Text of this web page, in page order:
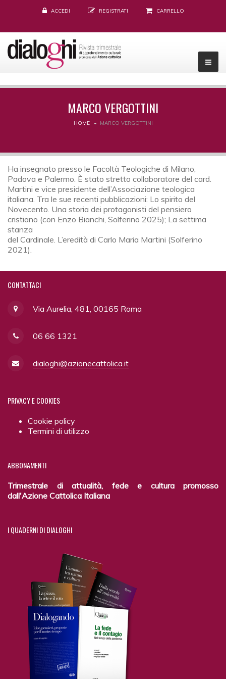
ACCEDI REGISTRATI CARRELLO
MARCO VERGOTTINI
HOME MARCO VERGOTTINI
Ha insegnato presso le Facoltà Teologiche di Milano,
Padova e Palermo. È stato stretto collaboratore del card.
Martini e vice presidente dell’Associazione teologica
italiana. Tra le sue recenti pubblicazioni: Lo spirito del
Novecento. Una storia dei protagonisti del pensiero
cristiano (con Enzo Bianchi, Solferino 2025); La settima
stanza
del Cardinale. L’eredità di Carlo Maria Martini (Solferino
2021).
CONTATTACI
Via Aurelia, 481, 00165 Roma
06 66 1321
dialoghi@azionecattolica.it
PRIVACYE COOKIES
Cookie policy
Termini di utilizzo
ABBONAMENTI
Trimestrale di attualità, fede e cultura promosso
dall'Azione Cattolica Italiana
IQUADERNI DI DIALOGHI